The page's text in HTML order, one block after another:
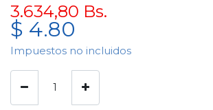
3.634,80 Bs.
$ 4.80
Impuestos no incluidos